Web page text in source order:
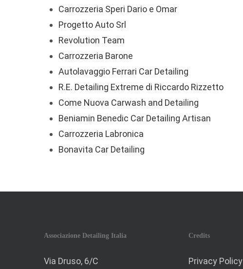
Carrozzeria Speri Dario e Omar
Progetto Auto Srl
Revolution Team
Carrozzeria Barone
Autolavaggio Ferrari Car Detailing
R.E. Detailing Extreme di Riccardo Rizzetto
Come Nuova Carwash and Detailing
Beniamin Benedic Car Detailing Artisan
Carrozzeria Labronica
Bonavita Car Detailing
Associazione Detailing Italia
Via Druso, 6/C
Credits
Privacy Policy